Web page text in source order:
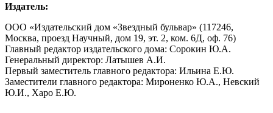
Издатель:
ООО «Издательский дом «Звездный бульвар» (117246,
Москва, проезд Научный, дом 19, эт. 2, ком. 6Д, оф. 76)
Главный редактор издательского дома: Сорокин Ю.А.
Генеральный директор: Латышев А.И.
Первый заместитель главного редактора: Ильина Е.Ю.
Заместители главного редактора: Мироненко Ю.А., Невский
Ю.И., Харо Е.Ю.